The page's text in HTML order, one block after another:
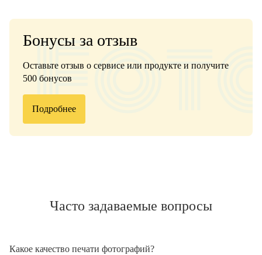
Бонусы за отзыв
Оставьте отзыв о сервисе или продукте и получите
500 бонусов
Подробнее
Часто задаваемые вопросы
Какое качество печати фотографий?